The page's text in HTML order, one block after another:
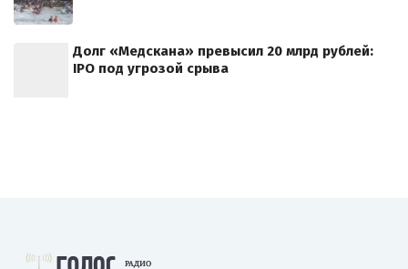
Долг «Медскана» превысил 20 млрд рублей:
IPO под угрозой срыва